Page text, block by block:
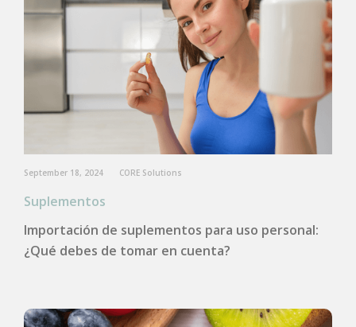
September 18, 2024 CORE Solutions
Suplementos
Importación de suplementos para uso personal:
¿Qué debes de tomar en cuenta?